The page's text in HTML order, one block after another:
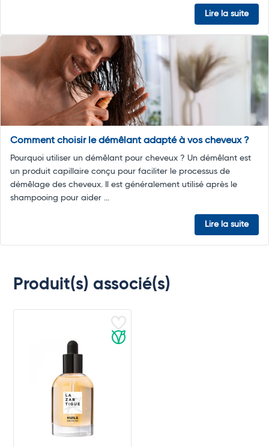
Lire la suite
Comment choisir le démêlant adapté à vos cheveux ?
Pourquoi utiliser un démêlant pour cheveux ? Un démêlant est
un produit capillaire conçu pour faciliter le processus de
démêlage des cheveux. Il est généralement utilisé après le
shampooing pour aider ...
Lire la suite
Produit(s) associé(s)